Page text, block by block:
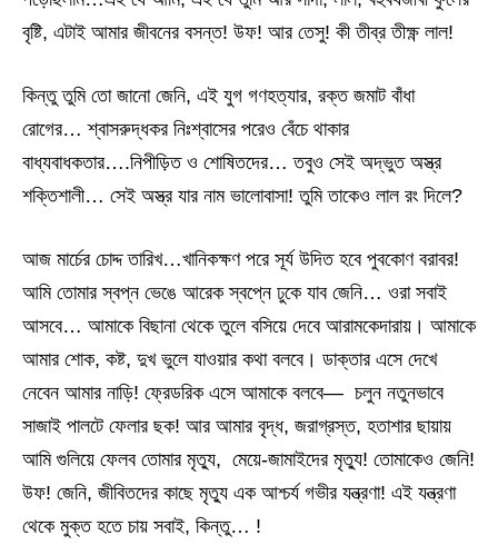
বৃষ্টি, এটাই আমার জীবনের বসন্ত! উফ! আর তেসু! কী তীব্র তীক্ষ্ণ লাল!
কিন্তু তুমি তো জানো জেনি, এই যুগ গণহত্যার, রক্ত ​​জমাট বাঁধা
রোগের… শ্বাসরুদ্ধকর নিঃশ্বাসের পরেও বেঁচে থাকার
বাধ্যবাধকতার….নিপীড়িত ও শোষিতদের… তবুও সেই অদ্ভুত অস্ত্র
শক্তিশালী… সেই অস্ত্র যার নাম ভালোবাসা! তুমি তাকেও লাল রং দিলে?
আজ মার্চের চোদ্দ তারিখ…খানিকক্ষণ পরে সূর্য উদিত হবে পুবকোণ বরাবর!
আমি তোমার স্বপ্ন ভেঙে আরেক স্বপ্নে ঢুকে যাব জেনি… ওরা সবাই
আসবে… আমাকে বিছানা থেকে তুলে বসিয়ে দেবে আরামকেদারায়। আমাকে
আমার শোক, কষ্ট, দুখ ভুলে যাওয়ার কথা বলবে। ডাক্তার এসে দেখে
নেবেন আমার নাড়ি! ফ্রেডরিক এসে আমাকে বলবে— চলুন নতুনভাবে
সাজাই পালটে ফেলার ছক! আর আমার বৃদ্ধ, জরাগ্রস্ত, হতাশার ছায়ায়
আমি গুলিয়ে ফেলব তোমার মৃত্যু, মেয়ে-জামাইদের মৃত্যু! তোমাকেও জেনি!
উফ! জেনি, জীবিতদের কাছে মৃত্যু এক আশ্চর্য গভীর যন্ত্রণা! এই যন্ত্রণা
থেকে মুক্ত হতে চায় সবাই, কিন্তু… !